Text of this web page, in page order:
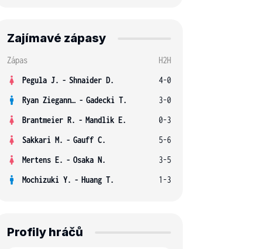
Zajímavé zápasy
Zápas
H2H
Pegula J. - Shnaider D.
4-0
Ryan Ziegann S. - Gadecki T.
3-0
Brantmeier R. - Mandlik E.
0-3
Sakkari M. - Gauff C.
5-6
Mertens E. - Osaka N.
3-5
Mochizuki Y. - Huang T. 1-3
Profily hráčů